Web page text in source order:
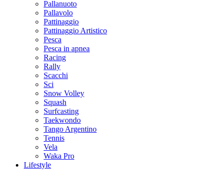
Pallanuoto
Pallavolo
Pattinaggio
Pattinaggio Artistico
Pesca
Pesca in apnea
Racing
Rally
Scacchi
Sci
Snow Volley
Squash
Surfcasting
Taekwondo
Tango Argentino
Tennis
Vela
Waka Pro
Lifestyle